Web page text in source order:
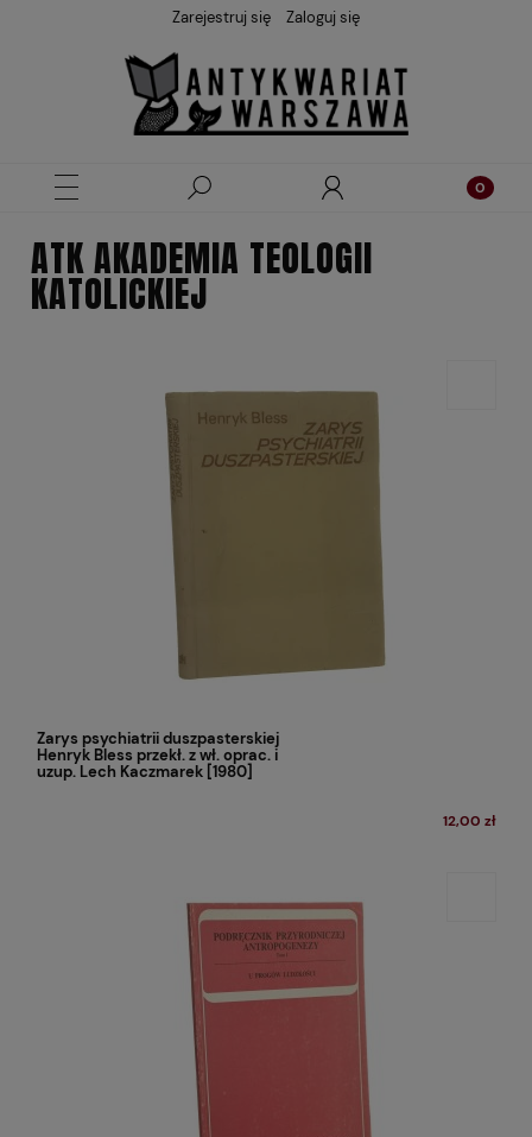
Zarejestruj się Zaloguj się
ATK AKADEMIA TEOLOGII
KATOLICKIEJ
Zarys psychiatrii duszpasterskiej
Henryk Bless przekł. z wł. oprac. i
uzup. Lech Kaczmarek [1980]
12,00 zł